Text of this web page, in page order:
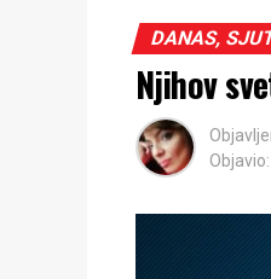
DANAS,
Njihov
Objavio: